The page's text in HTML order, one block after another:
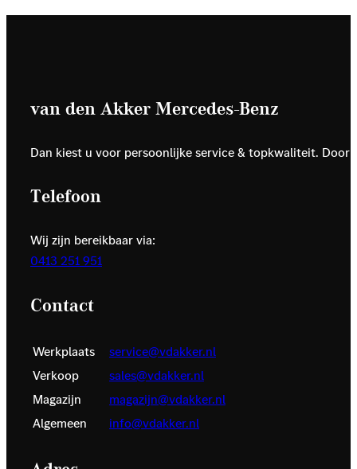
van den Akker Mercedes-Benz
Dan kiest u voor persoonlijke service & topkwaliteit.
Telefoon
Wij zijn bereikbaar via:
0413 251 951
Contact
Werkplaats
service@vdakker.nl
Verkoop
sales@vdakker.nl
Magazijn
magazijn@vdakker.nl
Algemeen
info@vdakker.nl